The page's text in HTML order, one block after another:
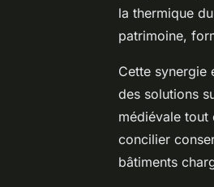
la thermique
patrimoine,
Cette synergie
des solutions
médiévale tout
concilier
bâtiments